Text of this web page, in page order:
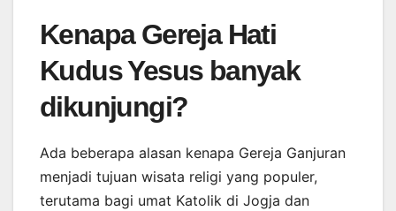
Kenapa Gereja Hati
Kudus Yesus banyak
dikunjungi?
Ada beberapa alasan kenapa Gereja Ganjuran
menjadi tujuan wisata religi yang populer,
terutama bagi umat Katolik di Jogja dan